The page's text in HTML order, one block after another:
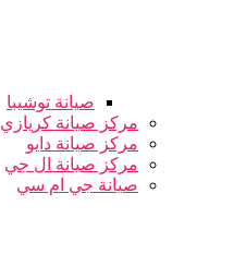
صيانة توشيبا
مركز صيانة كريازي
مركز صيانة دايو
مركز صيانة ال جي
صيانة جي ام سي